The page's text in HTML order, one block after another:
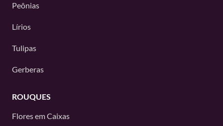
Peônias
Lírios
Tulipas
Gerberas
ROUQUES
Flores em Caixas